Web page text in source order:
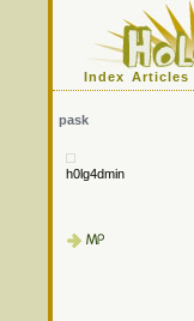
Index Articles
pask
h0lg4dmin